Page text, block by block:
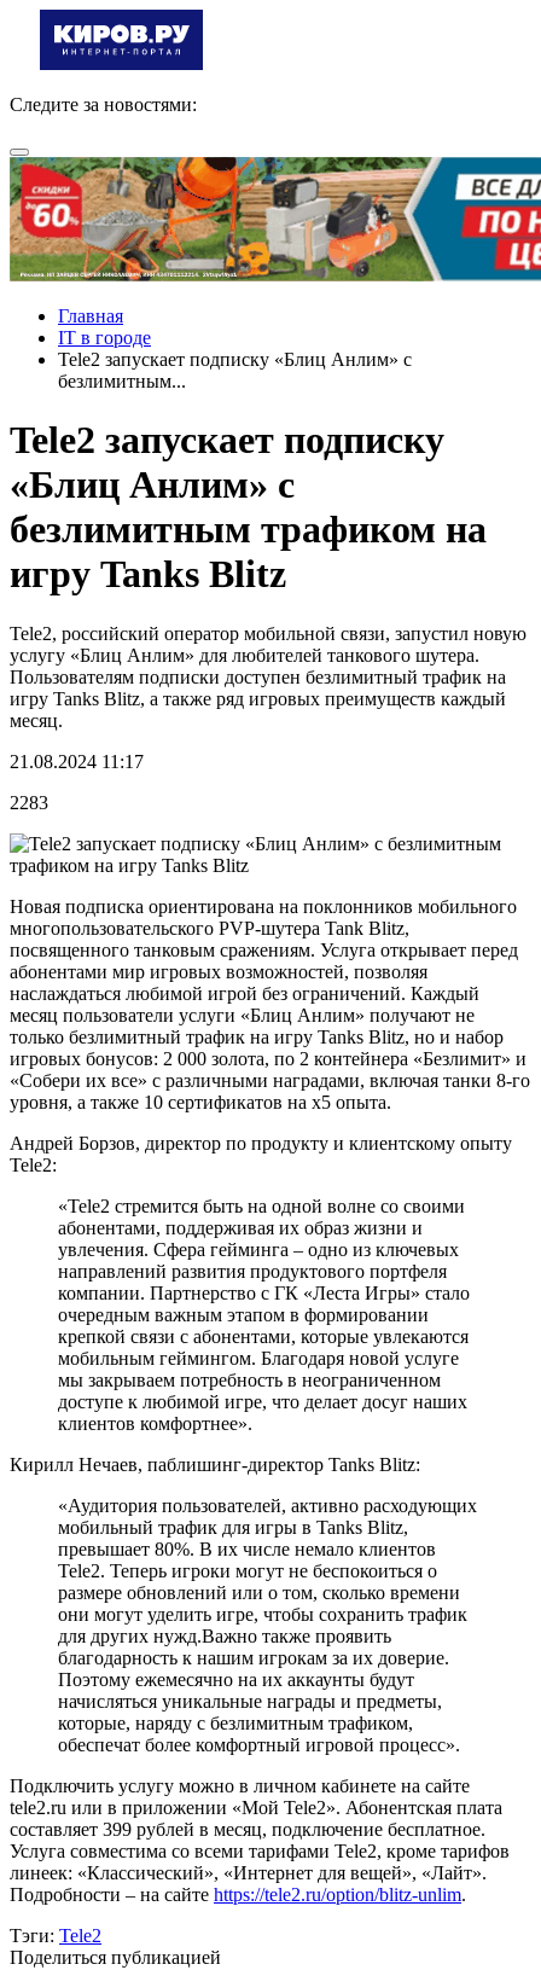
Следите за новостями:
Главная
IT в городе
Tele2 запускает подписку «Блиц Анлим» с
безлимитным...
Tele2 запускает подписку
«Блиц Анлим» с
безлимитным трафиком на
игру Tanks Blitz
Tele2, российский оператор мобильной связи, запустил новую
услугу «Блиц Анлим» для любителей танкового шутера.
Пользователям подписки доступен безлимитный трафик на
игру Tanks Blitz, а также ряд игровых преимуществ каждый
месяц.
21.08.2024 11:17
2283
Новая подписка ориентирована на поклонников мобильного
многопользовательского PVP-шутера Tank Blitz,
посвященного танковым сражениям. Услуга открывает перед
абонентами мир игровых возможностей, позволяя
наслаждаться любимой игрой без ограничений. Каждый
месяц пользователи услуги «Блиц Анлим» получают не
только безлимитный трафик на игру Tanks Blitz, но и набор
игровых бонусов: 2 000 золота, по 2 контейнера «Безлимит» и
«Собери их все» с различными наградами, включая танки 8-го
уровня, а также 10 сертификатов на х5 опыта.
Андрей Борзов, директор по продукту и клиентскому опыту
Tele2:
«Tele2 стремится быть на одной волне со своими
абонентами, поддерживая их образ жизни и
увлечения. Сфера гейминга – одно из ключевых
направлений развития продуктового портфеля
компании. Партнерство с ГК «Леста Игры» стало
очередным важным этапом в формировании
крепкой связи с абонентами, которые увлекаются
мобильным геймингом. Благодаря новой услуге
мы закрываем потребность в неограниченном
доступе к любимой игре, что делает досуг наших
клиентов комфортнее».
Кирилл Нечаев, паблишинг-директор Tanks Blitz:
«Аудитория пользователей, активно расходующих
мобильный трафик для игры в Tanks Blitz,
превышает 80%. В их числе немало клиентов
Tele2. Теперь игроки могут не беспокоиться о
размере обновлений или о том, сколько времени
они могут уделить игре, чтобы сохранить трафик
для других нужд.Важно также проявить
благодарность к нашим игрокам за их доверие.
Поэтому ежемесячно на их аккаунты будут
начисляться уникальные награды и предметы,
которые, наряду с безлимитным трафиком,
обеспечат более комфортный игровой процесс».
Подключить услугу можно в личном кабинете на сайте
tele2.ru или в приложении «Мой Tele2». Абонентская плата
составляет 399 рублей в месяц, подключение бесплатное.
Услуга совместима со всеми тарифами Tele2, кроме тарифов
линеек: «Классический», «Интернет для вещей», «Лайт».
Подробности – на сайте https://tele2.ru/option/blitz-unlim.
Тэги: Tele2
Поделиться публикацией